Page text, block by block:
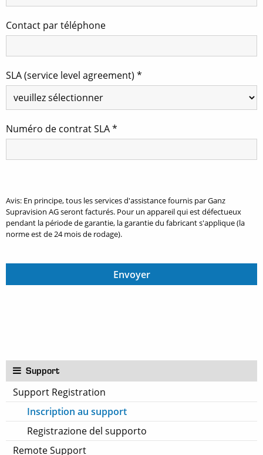
Support
Support Registration
Inscription au support
Registrazione del supporto
Remote Support
Contact par téléphone
SLA (service level agreement) *
Numéro de contrat SLA*
Avis: En principe, tous les services d'assistance fournis par Ganz
Supravision AG seront facturés. Pour un appareil qui est défectueux
pendant la période de garantie, la garantie du fabricant s'applique (la
norme est de 24 mois de rodage).